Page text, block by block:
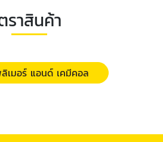
ราสินค้า
เมอร์ แอนด์ เคมีคอล